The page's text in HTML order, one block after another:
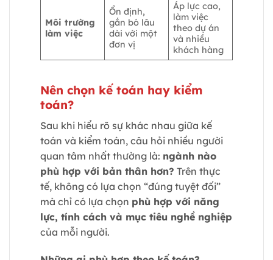
Môi trường
làm việc
Ổn định,
gắn bó lâu
dài với một
đơn vị
Áp lực cao,
làm việc
theo dự án
và nhiều
khách hàng
Nên chọn kế toán hay kiểm
toán?
Sau khi hiểu rõ sự khác nhau giữa kế
toán và kiểm toán, câu hỏi nhiều người
quan tâm nhất thường là: ngành nào
phù hợp với bản thân hơn? Trên thực
tế, không có lựa chọn “đúng tuyệt đối”
mà chỉ có lựa chọn phù hợp với năng
lực, tính cách và mục tiêu nghề nghiệp
của mỗi người.